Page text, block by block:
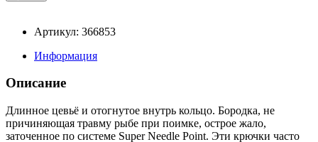
Артикул: 366853
Информация
Описание
Длинное цевьё и отогнутое внутрь кольцо. Бородка, не
причиняющая травму рыбе при поимке, острое жало,
заточенное по системе Super Needle Point. Эти крючки часто